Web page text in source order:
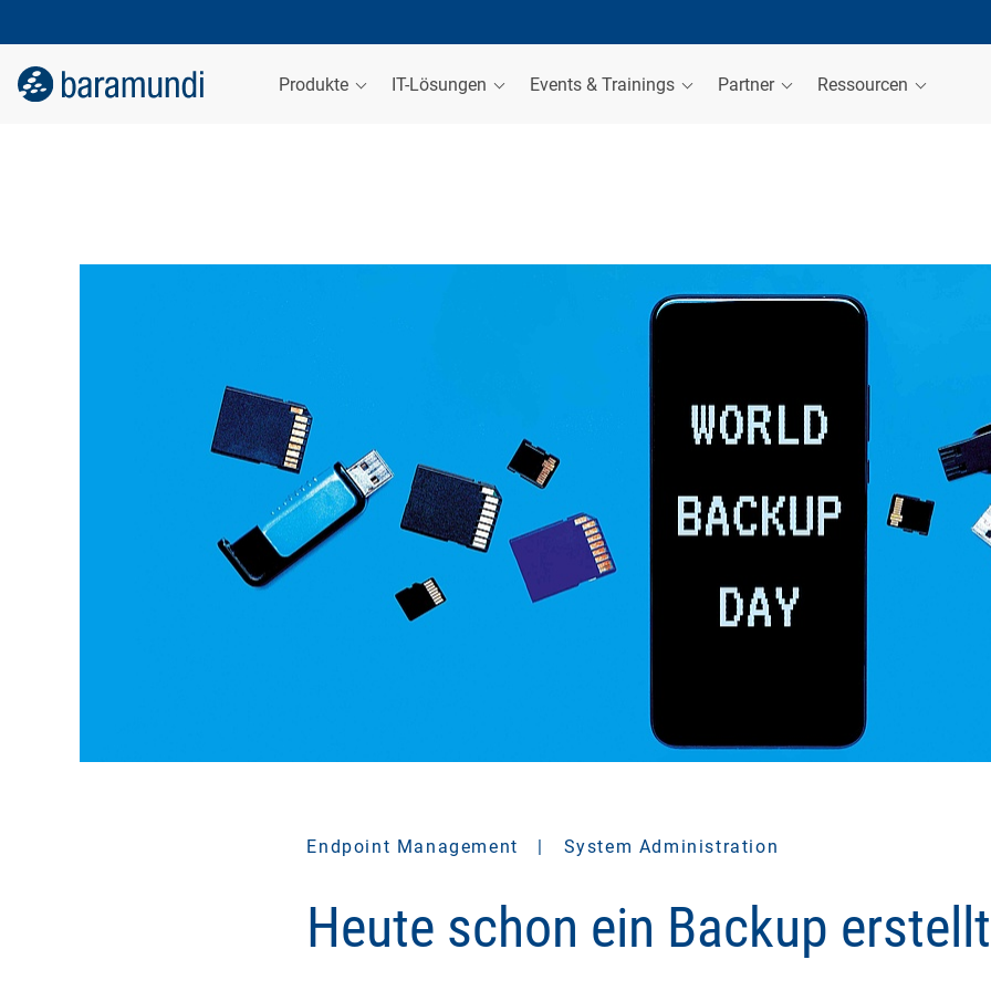
Produkte IT-Lösungen Events & Trainings Partner Ressourcen
Endpoint Management | System Administration
Heute schon ein Backup